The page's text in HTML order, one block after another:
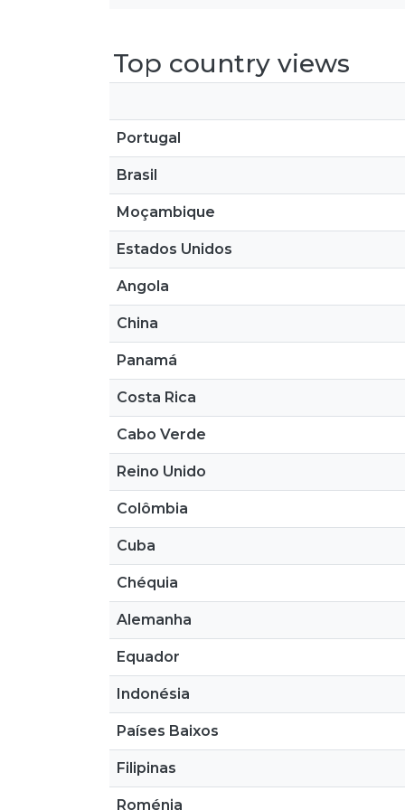
Top country views
Portugal
Brasil
Moçambique
Estados Unidos
Angola
China
Panamá
Costa Rica
Cabo Verde
Reino Unido
Colômbia
Cuba
Chéquia
Alemanha
Equador
Indonésia
Países Baixos
Filipinas
Roménia